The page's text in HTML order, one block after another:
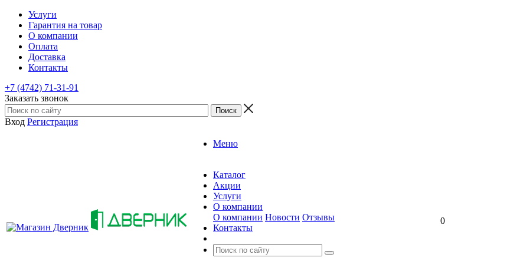
Услуги
Гарантия на товар
О компании
Оплата
Доставка
Контакты
+7 (4742) 71-31-91
Заказать звонок
Вход Регистрация
Меню
Каталог
Акции
Услуги
О компании
О компании Новости Отзывы
Контакты
0